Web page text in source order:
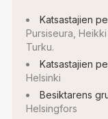
Katsastajien
Pursiseura, Heikki
Katsastajien
Helsinki
Besiktarens
Helsingfors